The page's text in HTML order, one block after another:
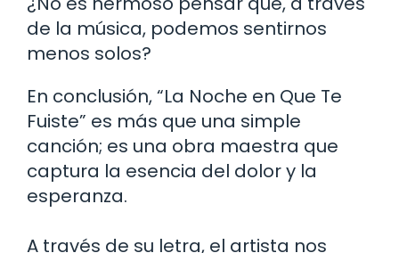
de la música, podemos sentirnos
menos solos?
En conclusión, “La Noche en Que Te
Fuiste” es más que una simple
canción; es una obra maestra que
captura la esencia del dolor y la
esperanza.
A través de su letra, el artista nos